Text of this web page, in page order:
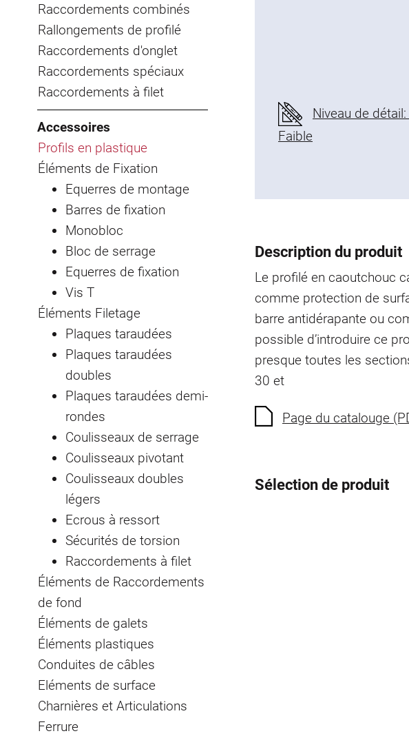
Raccordements combinés
Rallongements de profilé
Raccordements d'onglet
Raccordements spéciaux
Raccordements à filet
Accessoires
Profils en plastique
Éléments de Fixation
Equerres de montage
Barres de fixation
Monobloc
Bloc de serrage
Equerres de fixation
Vis T
Éléments Filetage
Plaques taraudées
Plaques taraudées
doubles
Plaques taraudées demi-
rondes
Coulisseaux de serrage
Coulisseaux pivotant
Coulisseaux doubles
légers
Ecrous à ressort
Sécurités de torsion
Raccordements à filet
Éléments de Raccordements
de fond
Éléments de galets
Éléments plastiques
Conduites de câbles
Eléments de surface
Charnières et Articulations
Ferrure
Niveau de
Faible
Description du produit
Le profilé en caoutchouc
comme protection de
barre antidérapante ou
possible d’introduire ce
presque toutes les
30 et
Page du catalouge
Sélection de produit